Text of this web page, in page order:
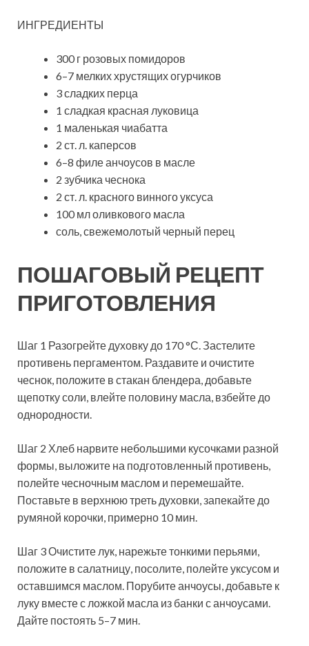
ИНГРЕДИЕНТЫ
300 г розовых помидоров
6–7 мелких хрустящих огурчиков
3 сладких перца
1 сладкая красная луковица
1 маленькая чиабатта
2 ст. л. каперсов
6–8 филе анчоусов в масле
2 зубчика чеснока
2 ст. л. красного винного уксуса
100 мл оливкового масла
соль, свежемолотый черный перец
ПОШАГОВЫЙ РЕЦЕПТ
ПРИГОТОВЛЕНИЯ
Шаг 1 Разогрейте духовку до 170 °С. Застелите
противень пергаментом. Раздавите и очистите
чеснок, положите в стакан блендера, добавьте
щепотку соли, влейте половину масла, взбейте до
однородности.
Шаг 2 Хлеб нарвите небольшими кусочками разной
формы, выложите на подготовленный противень,
полейте чесночным маслом и перемешайте.
Поставьте в верхнюю треть духовки, запекайте до
румяной корочки, примерно 10 мин.
Шаг 3 Очистите лук, нарежьте тонкими перьями,
положите в салатницу, посолите, полейте уксусом и
оставшимся маслом. Порубите анчоусы, добавьте к
луку вместе с ложкой масла из банки с анчоусами.
Дайте постоять 5–7 мин.